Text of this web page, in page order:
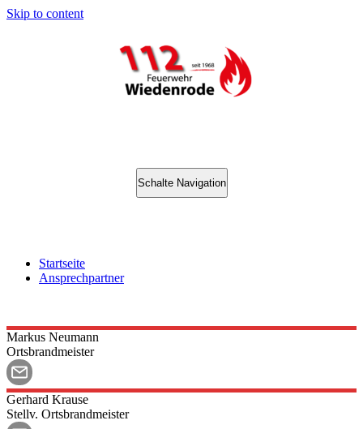
Skip to content
Schalte Navigation
Startseite
Ansprechpartner
Markus Neumann
Ortsbrandmeister
Gerhard Krause
Stellv. Ortsbrandmeister